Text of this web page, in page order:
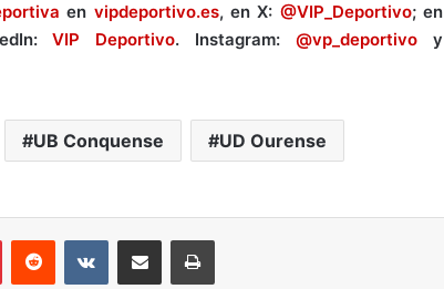
en vipdeportivo.es, en X: @VIP_Deportivo; en
VIP Deportivo. Instagram:@vp_deportivo y
UB Conquense UD Ourense